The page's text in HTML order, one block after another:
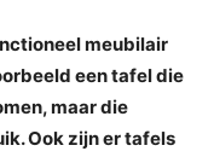
meubilair
een tafel die
maar die
Ook zijn er tafels